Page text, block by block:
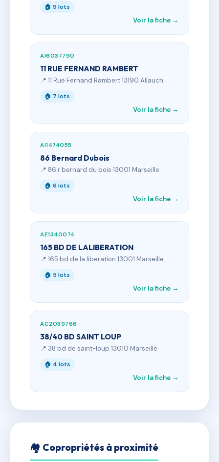
🏠 9 lots
Voir la fiche →
AI6037790
11 RUE FERNAND RAMBERT
📍 11 Rue Fernand Rambert 13190 Allauch
🏠 7 lots
Voir la fiche →
AI1474055
86 Bernard Dubois
📍 86 r bernard du bois 13001 Marseille
🏠 6 lots
Voir la fiche →
AE1340074
165 BD DE LALIBERATION
📍 165 bd de la liberation 13001 Marseille
🏠 5 lots
Voir la fiche →
AC2039766
38/40 BD SAINT LOUP
📍 38 bd de saint-loup 13010 Marseille
🏠 4 lots
Voir la fiche →
🏘 Copropriétés à proximité